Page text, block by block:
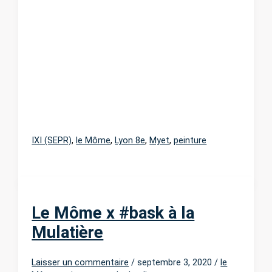
IXI (SEPR),le Môme,Lyon 8e,Myet,peinture
Le Môme x #bask à la
Mulatière
Laisser un commentaire /septembre 3, 2020/le